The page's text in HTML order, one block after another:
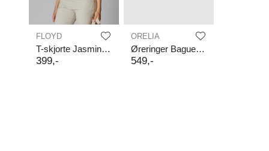
FLOYD
T-skjorte Jasmine V-neck
399,-
ORELIA
Øreringer Baguette & Pearl Mini
549,-